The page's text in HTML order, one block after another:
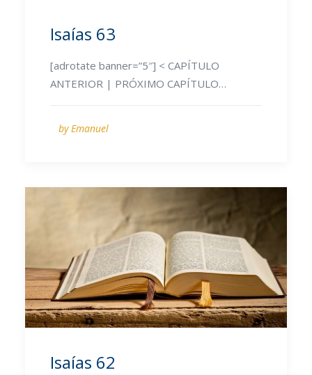
Isaías 63
[adrotate banner=”5″] < CAPÍTULO
ANTERIOR | PRÓXIMO CAPÍTULO…
by Emanuel
Isaías 62